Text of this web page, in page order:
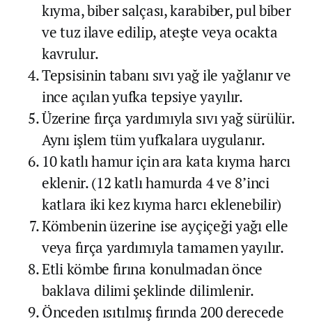
kıyma, biber salçası, karabiber, pul biber
ve tuz ilave edilip, ateşte veya ocakta
kavrulur.
Tepsisinin tabanı sıvı yağ ile yağlanır ve
ince açılan yufka tepsiye yayılır.
Üzerine fırça yardımıyla sıvı yağ sürülür.
Aynı işlem tüm yufkalara uygulanır.
10 katlı hamur için ara kata kıyma harcı
eklenir. (12 katlı hamurda 4 ve 8’inci
katlara iki kez kıyma harcı eklenebilir)
Kömbenin üzerine ise ayçiçeği yağı elle
veya fırça yardımıyla tamamen yayılır.
Etli kömbe fırına konulmadan önce
baklava dilimi şeklinde dilimlenir.
Önceden ısıtılmış fırında 200 derecede